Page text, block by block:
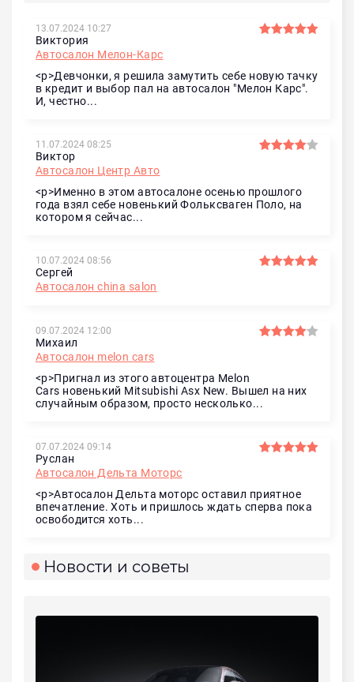
13.07.2024 10:27
Виктория
Автосалон Мелон-Карс
<p>Девчонки, я решила замутить себе новую тачку
в кредит и выбор пал на автосалон "Мелон Карс".
И, честно...
11.07.2024 08:25
Виктор
Автосалон Центр Авто
<p>Именно в этом автосалоне осенью прошлого
года взял себе новенький Фольксваген Поло, на
котором я сейчас...
10.07.2024 08:56
Сергей
Автосалон china salon
09.07.2024 12:00
Михаил
Автосалон melon cars
<p>Пригнал из этого автоцентра Melon
Cars новенький Mitsubishi Asx New. Вышел на них
случайным образом, просто несколько...
07.07.2024 09:14
Руслан
Автосалон Дельта Моторс
<p>Автосалон Дельта моторс оставил приятное
впечатление. Хоть и пришлось ждать сперва пока
освободится хоть...
Новости и советы